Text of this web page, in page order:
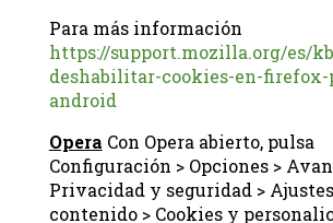
Para más información
https://support.mozilla.org/es/
deshabilitar-cookies-en-firefox-
android
Opera Con Opera abierto, pulsa
Configuración > Opciones >
Privacidad y seguridad >
contenido > Cookies y